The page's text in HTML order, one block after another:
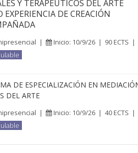
Y TERAPÉUTICOS DEL ARTE
EXPERIENCIA DE CREACIÓN
| Inicio: 10/9/26 | 90 ECTS |
DE ESPECIALIZACIÓN EN
DEL ARTE
| Inicio: 10/9/26 | 40 ECTS |